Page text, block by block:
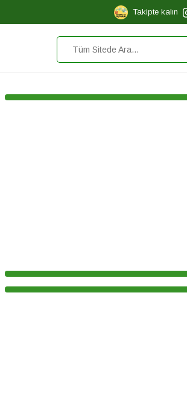
Takipte kalın